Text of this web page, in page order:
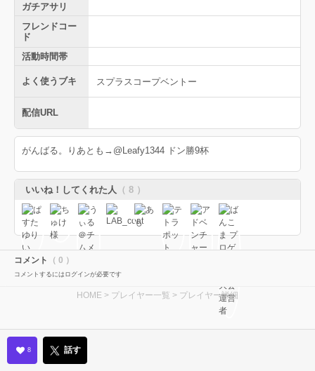
ガチアサリ
フレンドコー
ド
活動時間帯
よく使うブキ スプラスコープベントー
配信URL
がんばる。りあとも→@Leafy1344 ドン勝9杯
いいね！してくれた人 （ 8 ）
コメント （ 0 ）
コメントするにはログインが必要です
HOME > プレイヤー一覧 > プレイヤー詳細
8 話す